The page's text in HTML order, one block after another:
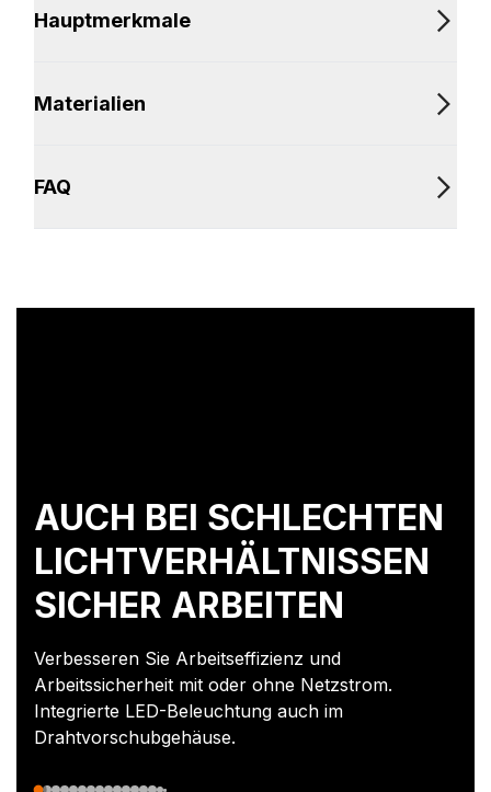
Hauptmerkmale
Materialien
FAQ
AUCH BEI SCHLECHTEN
LICHTVERHÄLTNISSEN
SICHER ARBEITEN
Verbesseren Sie Arbeitseffizienz und
Arbeitssicherheit mit oder ohne Netzstrom.
Integrierte LED-Beleuchtung auch im
Drahtvorschubgehäuse.